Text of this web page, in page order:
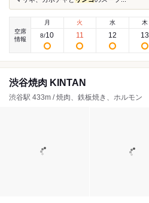
空席
情報
月
8/10
火
11
水
12
木
13
渋谷焼肉 KINTAN
渋谷駅 433m / 焼肉、鉄板焼き、ホルモン